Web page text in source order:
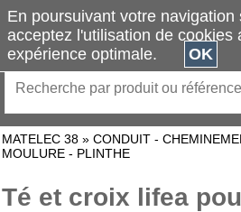
MATELEC 38 » CONDUIT -
MOULURE - PLINTHE
Té et croix lifea
En poursuivant votre navigation
acceptez l'utilisation de cookies
expérience optimale.
OK